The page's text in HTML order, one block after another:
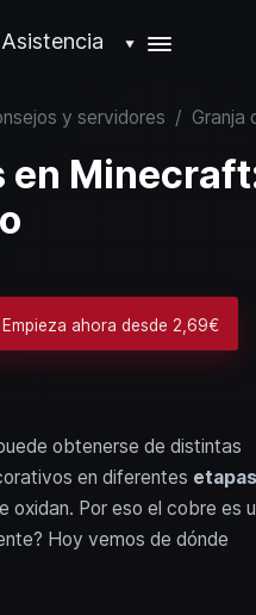
Asistencia ▼
y servidores /
en
ahora desde 2,69€
obtenerse de distintas
en diferentes
oxidan. Por eso el cobre es
Hoy vemos de dónde